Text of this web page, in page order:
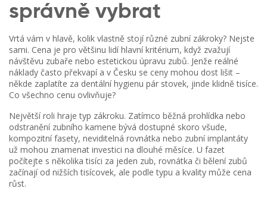
správně vybrat
Vrtá vám v hlavě, kolik vlastně stojí různé zubní zákroky? Nejste
sami. Cena je pro většinu lidí hlavní kritérium, když zvažují
návštěvu zubaře nebo estetickou úpravu zubů. Jenže reálné
náklady často překvapí a v Česku se ceny mohou dost lišit –
někde zaplatíte za dentální hygienu pár stovek, jinde klidně tisíce.
Co všechno cenu ovlivňuje?
Největší roli hraje typ zákroku. Zatímco běžná prohlídka nebo
odstranění zubního kamene bývá dostupné skoro všude,
kompozitní fasety, neviditelná rovnátka nebo zubní implantáty
už mohou znamenat investici na dlouhé měsíce. U fazet
počítejte s několika tisíci za jeden zub, rovnátka či bělení zubů
začínají od nižších tisícovek, ale podle typu a kvality může cena
růst.